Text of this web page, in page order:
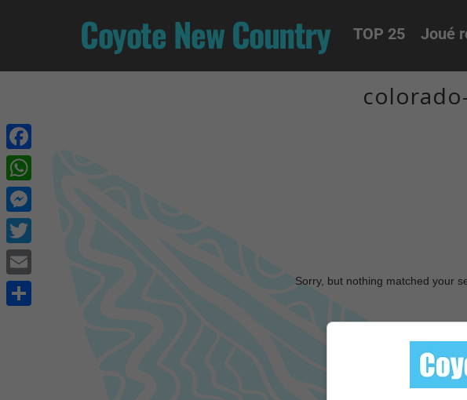
Coyote New Country TOP 25 Joué
Sorry, but nothing matched your
Facebook
WhatsApp
Messenger
Twitter
Email